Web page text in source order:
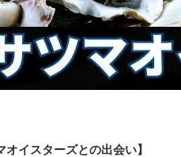
オイスターズとの出会い】